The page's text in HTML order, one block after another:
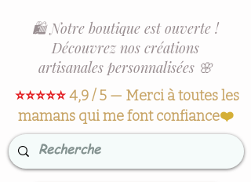
🛍️ Notre boutique est ouverte !
Découvrez nos créations
artisanales personnalisées 🌸
⭐⭐⭐⭐⭐4,9 / 5 — Merci à toutes les
mamans qui me font confiance❤️